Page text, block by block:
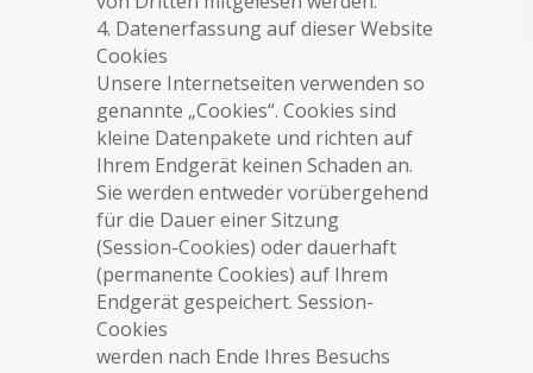
4. Datenerfassung auf dieser Website
Cookies
Unsere Internetseiten verwenden so
genannte „Cookies“. Cookies sind
kleine Datenpakete und richten auf
Ihrem Endgerät keinen Schaden an.
Sie werden entweder vorübergehend
für die Dauer einer Sitzung
(Session-Cookies) oder dauerhaft
(permanente Cookies) auf Ihrem
Endgerät gespeichert. Session-
Cookies
werden nach Ende Ihres Besuchs